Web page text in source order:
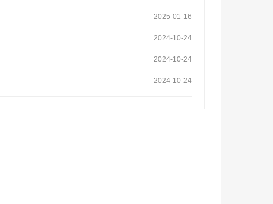
2025-01-16
2024-10-24
2024-10-24
2024-10-24